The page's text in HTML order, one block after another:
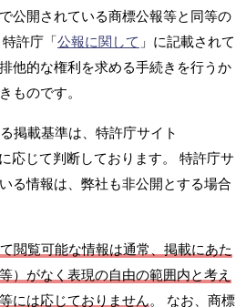
公開されている商標公報等と同等の
許庁「公報に関して 」に記載されて
他的な権利を求める手続きを行うか
ものです。
掲載基準は、特許庁サイト
応じて判断しております。 特許庁サ
る情報は、弊社も非公開とする場合
閲覧可能な情報は通常、掲載にあた
）がなく表現の自由の範囲内と考え
には応じておりません。 なお、商標